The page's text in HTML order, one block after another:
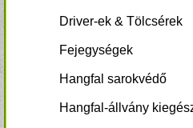
Driver-ek & Tölcsérek
Fejegységek
Hangfal sarokvédő
Hangfal-állvány